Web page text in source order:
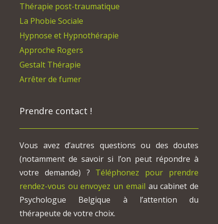
Thérapie post-traumatique
La Phobie Sociale
Hypnose et Hypnothérapie
Approche Rogers
Gestalt Thérapie
Arrêter de fumer
Prendre contact !
Vous avez d’autres questions ou des doutes
(notamment de savoir si l’on peut répondre à
votre demande) ? Téléphonez pour prendre
rendez-vous ou envoyez un email au cabinet de
Psychologue Belgique à l’attention du
thérapeute de votre choix.